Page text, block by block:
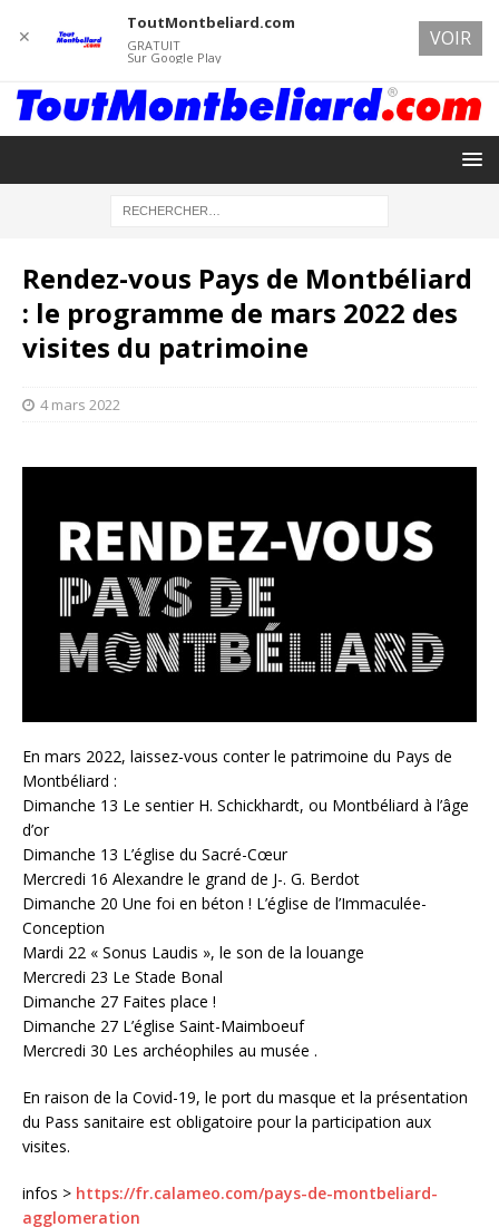
Rendez-vous Pays de Montbéliard
: le programme de mars 2022 des
visites du patrimoine
4 mars 2022
En mars 2022, laissez-vous conter le patrimoine du Pays de
Montbéliard :
Dimanche 13 Le sentier H. Schickhardt, ou Montbéliard à l’âge
d’or
Dimanche 13 L’église du Sacré-Cœur
Mercredi 16 Alexandre le grand de J-. G. Berdot
Dimanche 20 Une foi en béton ! L’église de l’Immaculée-
Conception
Mardi 22 « Sonus Laudis », le son de la louange
Mercredi 23 Le Stade Bonal
Dimanche 27 Faites place !
Dimanche 27 L’église Saint-Maimboeuf
Mercredi 30 Les archéophiles au musée .
En raison de la Covid-19, le port du masque et la présentation
du Pass sanitaire est obligatoire pour la participation aux
visites.
infos > https://fr.calameo.com/pays-de-montbeliard-
agglomeration
✕
ToutMontbeliard.com
GRATUIT
Sur Google Play
VOIR